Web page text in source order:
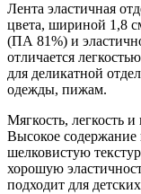
Лента эластичная
цвета, шириной 1,8
(ПА 81%) и
отличается
для деликатной
одежды, пижам.
Мягкость, легкость
Высокое содержание
шелковистую
хорошую
подходит для